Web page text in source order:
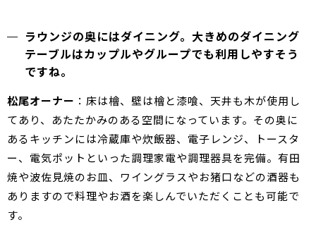
ラウンジの奥にはダイニング。大きめのダイニング
テーブルはカップルやグループでも利用しやすそう
ですね。
松尾オーナー ：床は檜、壁は檜と漆喰、天井も木が使用し
てあり、あたたかみのある空間になっています。その奥に
あるキッチンには冷蔵庫や炊飯器、電子レンジ、トースタ
ー、電気ポットといった調理家電や調理器具を完備。有田
焼や波佐見焼のお皿、ワイングラスやお猪口などの酒器も
ありますので料理やお酒を楽しんでいただくことも可能で
す。